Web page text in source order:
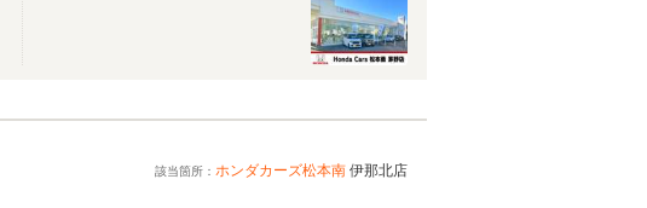
該当箇所： ホンダカーズ松本南 伊那北店